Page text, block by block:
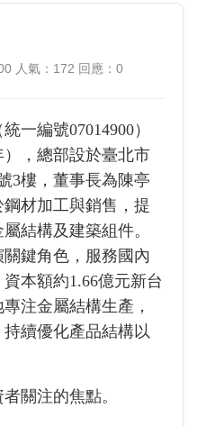
人氣：172 回應：0
一編號07014900）
），總部設於臺北市
3樓，董事長為陳亭
材加工與銷售，提
結構及建築組件。
鍵角色，服務國內
本額約1.66億元新台
注金屬結構生產，
續優化產品結構以
關注的焦點。